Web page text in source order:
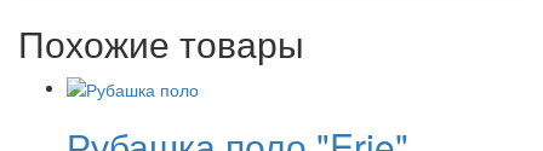
Похожие товары